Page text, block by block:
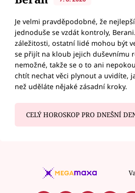
Je velmi pravděpodobné, že
jednoduše se vzdát kontroly,
záležitosti, ostatní lidé mohou být
se přijít na kloub jejich duševnímu
nemožné, takže se o to ani
chtít nechat věci plynout a uvidíte,
než uděláte nějaké zásadní kroky.
CELÝ HOROSKOP PRO DNEŠNÍ